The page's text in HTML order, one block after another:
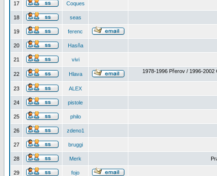
17 Coques
18 seas
19 ferenc
20 Hasňa
21 vivi
22 Hlava 1978-1996 Přerov / 1996-2002
23 ALEX
24 pistole
25 philo
26 zdeno1
27 bruggi
28 Merk
29 fojo